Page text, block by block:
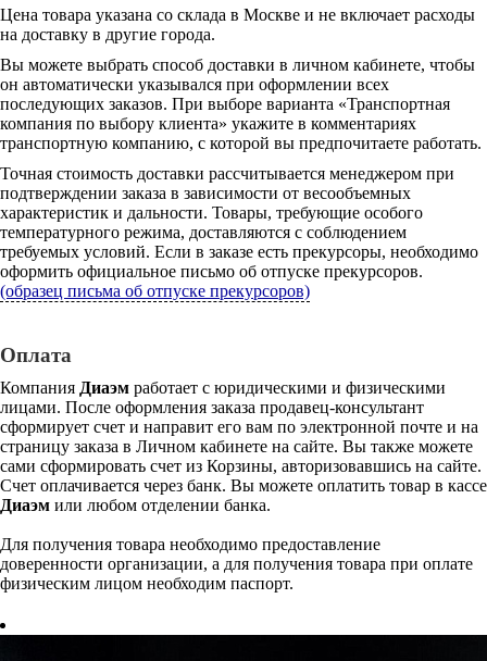
Цена товара указана со склада в Москве и не включает расходы
на доставку в другие города.
Вы можете выбрать способ доставки в личном кабинете, чтобы
он автоматически указывался при оформлении всех
последующих заказов. При выборе варианта «Транспортная
компания по выбору клиента» укажите в комментариях
транспортную компанию, с которой вы предпочитаете работать.
Точная стоимость доставки рассчитывается менеджером при
подтверждении заказа в зависимости от весообъемных
характеристик и дальности. Товары, требующие особого
температурного режима, доставляются с соблюдением
требуемых условий. Если в заказе есть прекурсоры, необходимо
оформить официальное письмо об отпуске прекурсоров.
(образец письма об отпуске прекурсоров)
Оплата
Компания Диаэм работает с юридическими и физическими
лицами. После оформления заказа продавец-консультант
сформирует счет и направит его вам по электронной почте и на
страницу заказа в Личном кабинете на сайте. Вы также можете
сами сформировать счет из Корзины, авторизовавшись на сайте.
Счет оплачивается через банк. Вы можете оплатить товар в кассе
Диаэм или любом отделении банка.
Для получения товара необходимо предоставление
доверенности организации, а для получения товара при оплате
физическим лицом необходим паспорт.